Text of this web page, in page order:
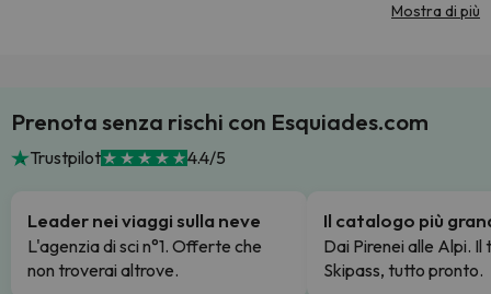
Mostra di più
Prenota senza rischi con Esquiades.com
Trustpilot 4.4/5
Leader nei viaggi sulla neve
L'agenzia di sci n°1. Offerte che
non troverai altrove.
Il catalogo più
Dai Pirenei alle Alpi. Il
Skipass, tutto pronto.